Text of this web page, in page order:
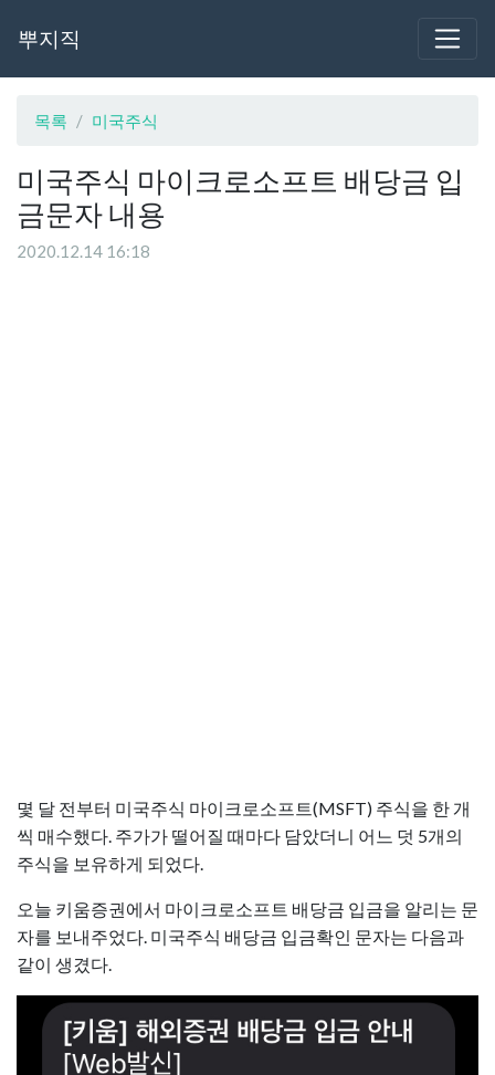
뿌지직
목록 미국주식
미국주식 마이크로소프트 배당금 입
금문자 내용
2020.12.14 16:18
몇 달 전부터 미국주식 마이크로소프트(MSFT) 주식을 한 개
씩 매수했다. 주가가 떨어질 때마다 담았더니 어느 덧 5개의
주식을 보유하게 되었다.
오늘 키움증권에서 마이크로소프트 배당금 입금을 알리는 문
자를 보내주었다. 미국주식 배당금 입금확인 문자는 다음과
같이 생겼다.